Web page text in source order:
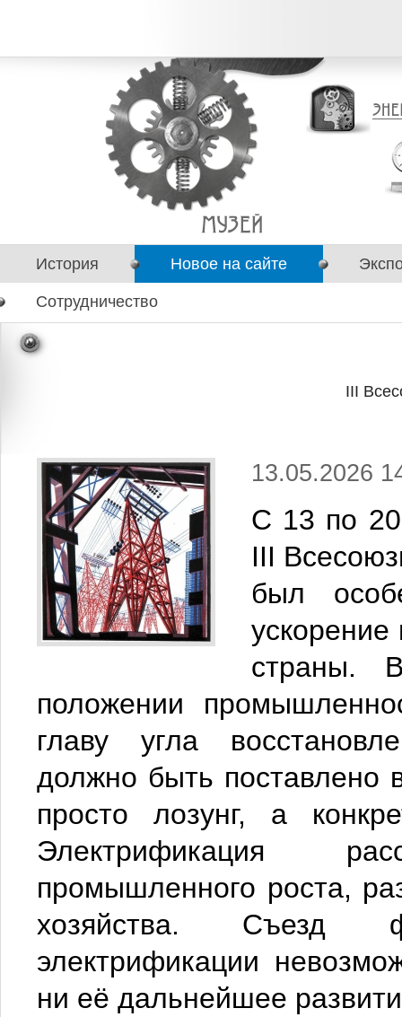
История Новое на сайте
Сотрудничество
III
13.05.2026
С 13 по
III
был
страны.
положении
главу угла
должно быть
просто лозунг, а
Электрификация
промышленного роста,
хозяйства. Съезд
электрификации
ни её дальнейшее